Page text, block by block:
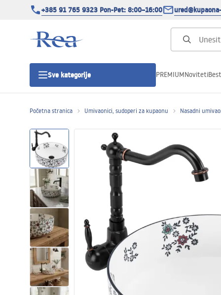
+385 91 765 9323 Pon-Pet: 8:00–16:00
Sve kategorije
Tuš vrata
Tuš kade
Tuš Kanalice
WC školjke
Umivaonici
Kade i paravani
PREMIUMNoviteti
Početna stranica Umivaonici, sudoperi za kupaonu Nasadni